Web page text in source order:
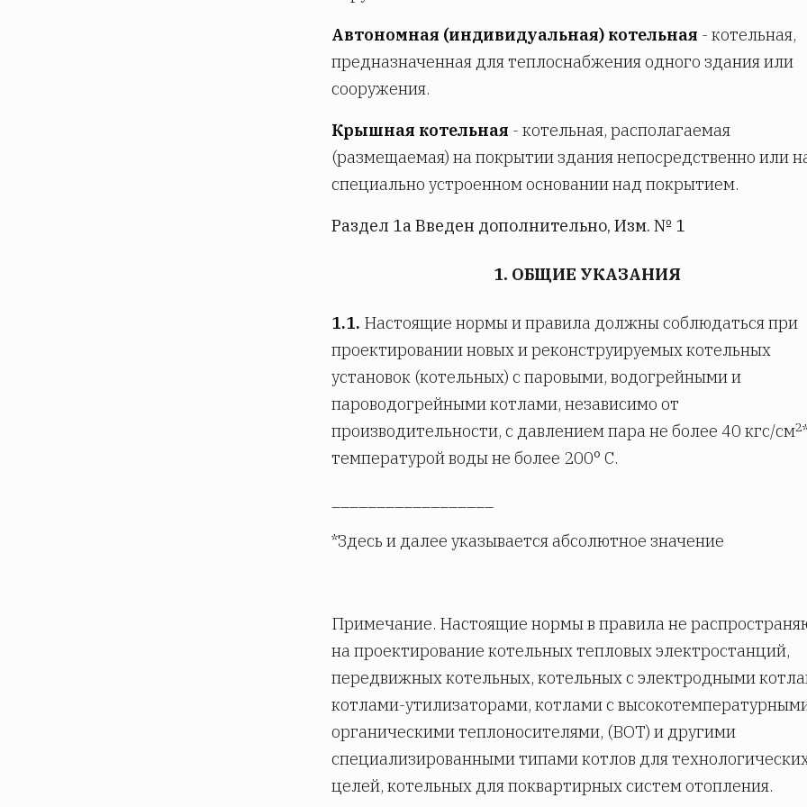
Автономная (индивидуальная) котельная - котельная,
предназначенная для теплоснабжения одного здания или
сооружения.
Крышная котельная - котельная, располагаемая
(размещаемая) на покрытии здания непосредственно или
специально устроенном основании над покрытием.
Раздел 1а Введен дополнительно, Изм. № 1
1. ОБЩИЕ УКАЗАНИЯ
1.1. Настоящие нормы и правила должны соблюдаться при
проектировании новых и реконструируемых котельных
установок (котельных) с паровыми, водогрейными и
пароводогрейными котлами, независимо от
производительности, с давлением пара не более 40 кгс/cм2
температурой воды не более 200° С.
*Здесь и далее указывается абсолютное значение
Примечание. Настоящие нормы в правила не
на проектирование котельных тепловых электростанций,
передвижных котельных, котельных с электродными
котлами-утилизаторами, котлами с
органическими теплоносителями, (ВОТ) и другими
специализированными типами котлов для
целей, котельных для поквартирных систем отопления.